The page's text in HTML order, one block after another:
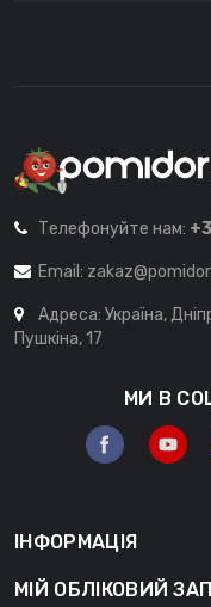
Телефонуйте нам:
Email:
Адреса: Україна,
Пушкіна, 17
МИ В
ІНФОРМАЦІЯ
МІЙ ОБЛІКОВИЙ